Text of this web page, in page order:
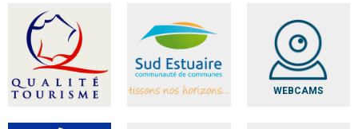
WEBCAMS